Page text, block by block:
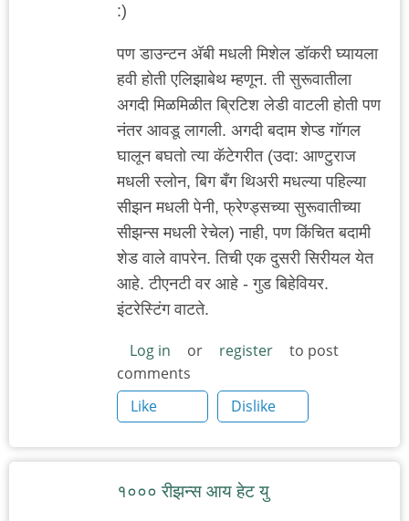
:)
पण डाउन्टन अ‍ॅबी मधली मिशेल डॉकरी घ्यायला
हवी होती एलिझाबेथ म्हणून. ती सुरूवातीला
अगदी मिळमिळीत ब्रिटिश लेडी वाटली होती पण
नंतर आवडू लागली. अगदी बदाम शेप्ड गॉगल
घालून बघतो त्या कॅटेगरीत (उदा: आण्टुराज
मधली स्लोन, बिग बँग थिअरी मधल्या पहिल्या
सीझन मधली पेनी, फ्रेण्ड्सच्या सुरूवातीच्या
सीझन्स मधली रेचेल) नाही, पण किंचित बदामी
शेड वाले वापरेन. तिची एक दुसरी सिरीयल येत
आहे. टीएनटी वर आहे - गुड बिहेवियर.
इंटरेस्टिंग वाटते.
Log in or register
to post
comments
Like
Dislike
१००० रीझन्स आय हेट यु